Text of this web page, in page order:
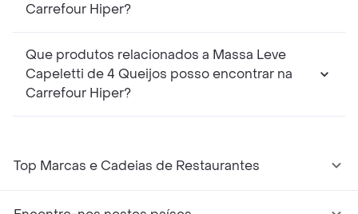
Carrefour Hiper?
Que produtos relacionados a Massa Leve
Capeletti de 4 Queijos posso encontrar na
Carrefour Hiper?
Top Marcas e Cadeias de Restaurantes